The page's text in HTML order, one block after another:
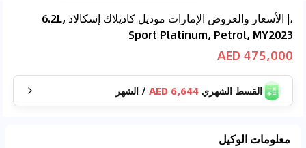
،| الأسعار والعروض الإمارات موديل كاديلاك إسكالاد 6.2L,
Sport Platinum, Petrol, MY2023
475,000 AED
القسط الشهري 6,644 AED
/ الشهر
معلومات الوكيل